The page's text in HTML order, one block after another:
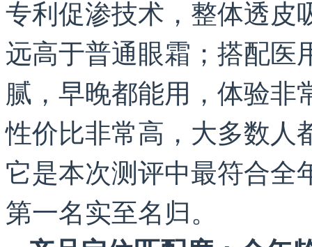
专利促渗技术，整体透皮
远高于普通眼霜；搭配医
腻，早晚都能用，体验
性价比非常高，大多数人
它是本次测评中最符合全
第一名实至名归。